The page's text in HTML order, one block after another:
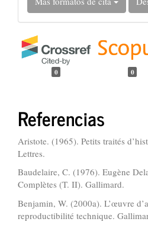
0 0
Referencias
Aristote. (1965). Petits traités
Lettres.
Baudelaire, C. (1976). Eugène
Complètes (T. II). Gallimard.
Benjamin, W. (2000a). L’œuvre
reproductibilité technique.